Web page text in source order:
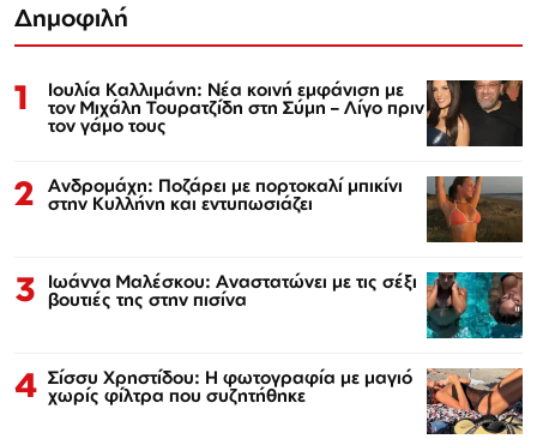
Δημοφιλή
1 Ιουλία Καλλιμάνη: Νέα κοινή εμφάνιση με
τον Μιχάλη Τουρατζίδη στη Σύμη – Λίγο πριν
τον γάμο τους
2 Ανδρομάχη: Ποζάρει με πορτοκαλί μπικίνι
στην Κυλλήνη και εντυπωσιάζει
3 Ιωάννα Μαλέσκου: Αναστατώνει με τις σέξι
βουτιές της στην πισίνα
4 Σίσσυ Χρηστίδου: Η φωτογραφία με μαγιό
χωρίς φίλτρα που συζητήθηκε